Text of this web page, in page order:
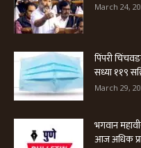
March 24,
पिंपरी
सध्या ११९
March 29,
भगवान
आज अधिक